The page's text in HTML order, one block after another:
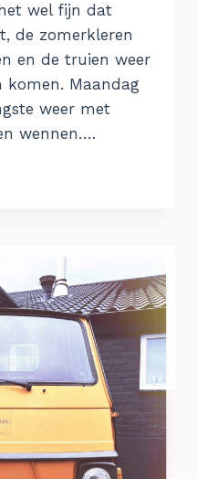
wel fijn dat
de zomerkleren
en de truien weer
komen. Maandag
weer met
wennen….